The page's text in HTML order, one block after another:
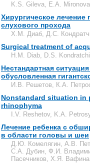
K.S. Gileva, E.A. Mironova
Хирургическое лечение
слухового прохода
Х.М. Диаб, Д.С.
Surgical treatment of
H.M. Diab, D.S.
Нестандартная
обусловленная
И.В. Решетов, К.А.
Nonstandard situation in
rhinophyma
I.V. Reshetov, K.A.
Лечение ребенка с
в области головы и шеи
Д.Ю. Комелягин, А.В.
С.А. Дубин, Ф.И.
Пасечников, Х.Я. Вафина